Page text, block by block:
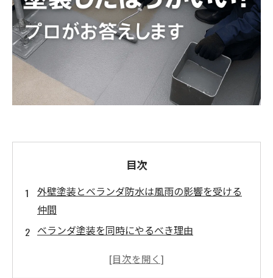
目次
外壁塗装とベランダ防水は風雨の影響を受ける
仲間
ベランダ塗装を同時にやるべき理由
足場を再利用できて、費用が安く済む